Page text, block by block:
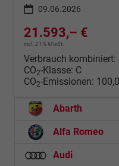
09.06.2026
21.593,– €
incl. 21% MwSt.
Verbrauch kombiniert:
CO2-Klasse: C
CO2-Emissionen:
Abarth
Alfa Romeo
Audi